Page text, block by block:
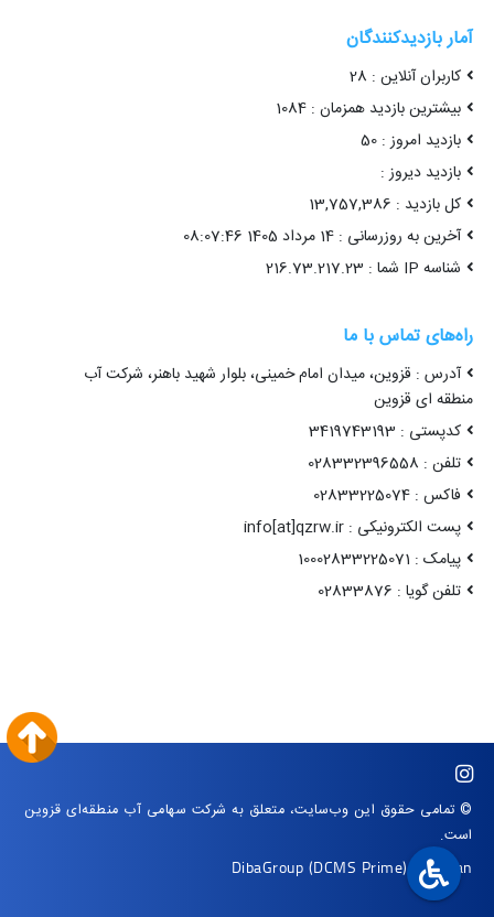
آمار بازدیدکنندگان
کاربران آنلاین : 28
بیشترین بازدید همزمان : 1084
بازدید امروز : 50
بازدید دیروز :
کل بازدید : 13,757,386
آخرین به روزرسانی : 14 مرداد 1405 08:07:46
شناسه IP شما : 216.73.217.23
راه‌های تماس با ما
آدرس : قزوین، میدان امام خمینی، بلوار شهید باهنر، شرکت آب
منطقه ای قزوین
کدپستی : 3419743193
تلفن : 028332396558
فاکس : 02833225074
پست الکترونیکی : info[at]qzrw.ir
پیامک : 10002833225071
تلفن گویا : 02833876
© تمامی حقوق این وب‌سایت، متعلق به شرکت سهامی آب منطقه‌ای قزوین
است.
DibaGroup (DCMS Prime)|Arvan